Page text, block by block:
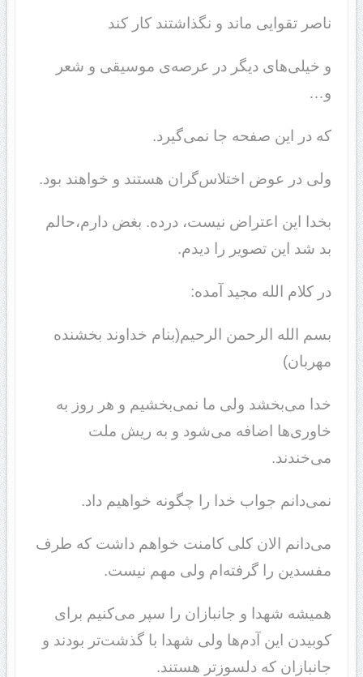
ناصر تقوایی ماند و نگذاشتند کار کند
و خیلی‌های دیگر در عرصه‌ی موسیقی و شعر
و…
که در این صفحه جا نمی‌گیرد.
ولی در عوض اختلاس‌گران هستند و خواهند بود.
بخدا این اعتراض نیست، درده. بغض دارم،حالم
بد شد این تصویر را دیدم.
در کلام الله مجید آمده:
بسم الله الرحمن الرحیم(بنام خداوند بخشنده
مهربان)
خدا می‌بخشد ولی ما نمی‌بخشیم و هر روز به
خاوری‌ها اضافه می‌شود و به ریش ملت
می‌خندند.
نمی‌دانم جواب خدا را چگونه خواهیم داد.
می‌دانم الان کلی کامنت خواهم داشت که طرف
مفسدین را گرفته‌ام ولی مهم نیست.
همیشه شهدا و جانبازان را سپر می‌کنیم برای
کوبیدن این آدم‌ها ولی شهدا با گذشت‌تر بودند و
جانبازان که دلسوزتر هستند.